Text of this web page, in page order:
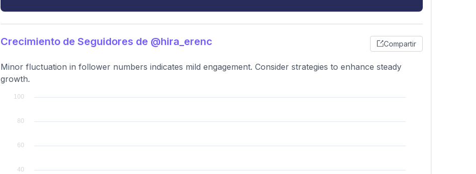
Crecimiento de Seguidores de @hira_erenc Compartir
Minor fluctuation in follower numbers indicates mild engagement. Consider strategies to enhance steady
growth.